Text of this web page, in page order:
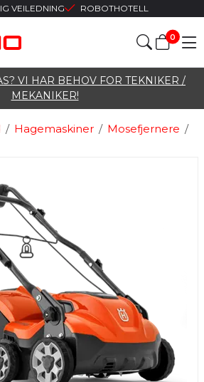
VEILEDNING ROBOTHOTELL
0
VI HAR BEHOV FOR TEKNIKER /
MEKANIKER!
/ /
Hagemaskiner /
Mosefjernere